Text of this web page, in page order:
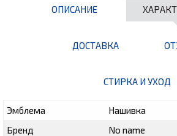
ОПИСАНИЕ
ДОСТАВКА
СТИРКА И УХОД
Эмблема
Нашивка
Бренд
No name